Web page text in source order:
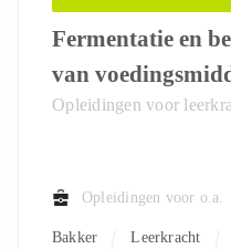
Fermentatie en
van
Opleidingen voor
Opleidingen voor o.a.
Bakker Leerkracht